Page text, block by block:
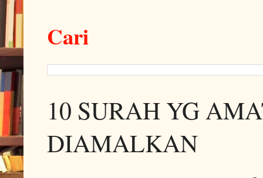
Cari
10 SURAH YG
DIAMALKAN